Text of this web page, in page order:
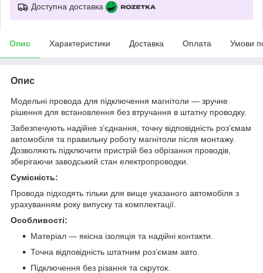
Доступна доставка
Опис Характеристики Доставка Оплата Умови
Опис
Модельні провода для підключення магнітоли — зручне
рішення для встановлення без втручання в штатну проводку.
Забезпечують надійне з’єднання, точну відповідність роз’ємам
автомобіля та правильну роботу магнітоли після монтажу.
Дозволяють підключити пристрій без обрізання проводів,
зберігаючи заводський стан електропроводки.
Сумісність:
Провода підходять тільки для вище указаного автомобіля з
урахуванням року випуску та комплектації.
Особливості:
Матеріал — якісна ізоляція та надійні контакти.
Точна відповідність штатним роз’ємам авто.
Підключення без різання та скруток.